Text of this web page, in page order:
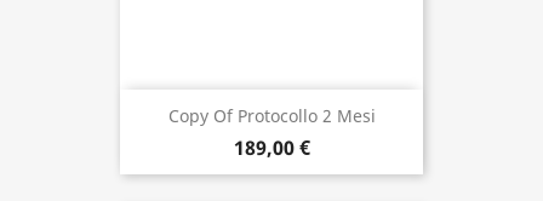
Copy Of Protocollo 2 Mesi
189,00 €